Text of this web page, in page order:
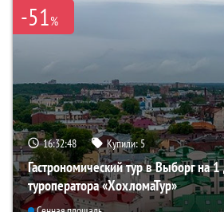
-51%
16:32:46 Купили:5
Гастрономический тур в Выборг на 1
туроператора «ХохломаТур»